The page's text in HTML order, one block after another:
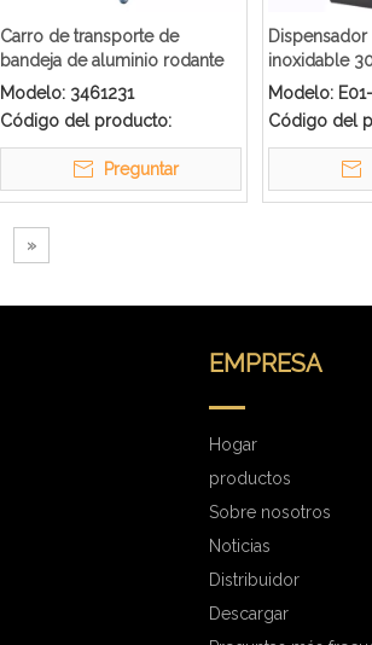
Carro de transporte de
bandeja de aluminio rodante
para restaurante
Modelo: 3461231
Código del producto:
Preguntar
inoxidable
calidad 6L
restaurante
Modelo:
Código del
»
EMPRESA
Hogar
productos
Sobre nosotros
Noticias
Distribuidor
Descargar